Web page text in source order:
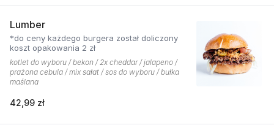
Lumber
*do ceny każdego burgera został doliczony
koszt opakowania 2 zł
kotlet do wyboru / bekon / 2x cheddar / jalapeno /
prażona cebula / mix sałat / sos do wyboru / bułka
maślana
42,99 zł